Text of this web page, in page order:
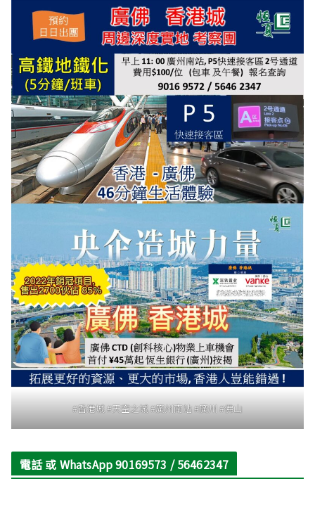
#香港城 #天空之城 #廣州南站 #廣州 #佛山
電話 或 WhatsApp 90169573 / 56462347